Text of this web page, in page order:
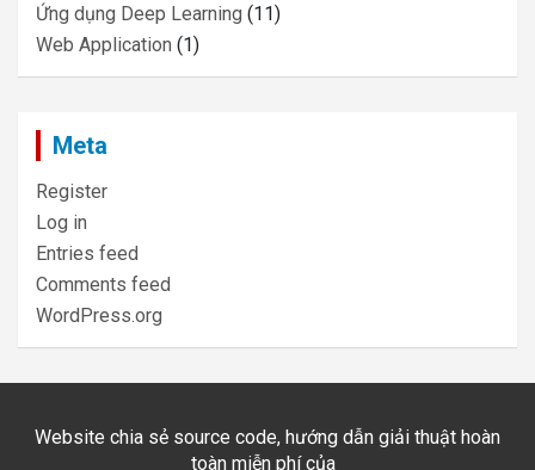
Ứng dụng Deep Learning (11)
Web Application (1)
Meta
Register
Log in
Entries feed
Comments feed
WordPress.org
Website chia sẻ source code, hướng dẫn giải thuật hoàn
toàn miễn phí của